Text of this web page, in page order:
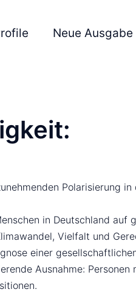
Neue Ausgabe
Polarisierung
in Deutschland
Vielfalt und
einer
Ausnahme: